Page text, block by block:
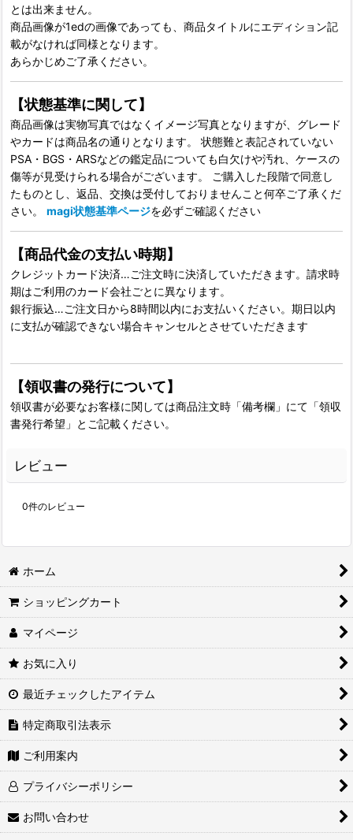
とは出来ません。
商品画像が1edの画像であっても、商品タイトルにエディション記
載がなければ同様となります。
あらかじめご了承ください。
【状態基準に関して】
商品画像は実物写真ではなくイメージ写真となりますが、グレード
やカードは商品名の通りとなります。 状態難と表記されていない
PSA・BGS・ARSなどの鑑定品についても白欠けや汚れ、ケースの
傷等が見受けられる場合がございます。 ご購入した段階で同意し
たものとし、返品、交換は受付しておりませんこと何卒ご了承くだ
さい。 magi状態基準ページを必ずご確認ください
【商品代金の支払い時期】
クレジットカード決済…ご注文時に決済していただきます。請求時
期はご利用のカード会社ごとに異なります。
銀行振込…ご注文日から8時間以内にお支払いください。期日以内
に支払が確認できない場合キャンセルとさせていただきます
【領収書の発行について】
領収書が必要なお客様に関しては商品注文時「備考欄」にて「領収
書発行希望」とご記載ください。
レビュー
0件のレビュー
ホーム
ショッピングカート
マイページ
お気に入り
最近チェックしたアイテム
特定商取引法表示
ご利用案内
プライバシーポリシー
お問い合わせ